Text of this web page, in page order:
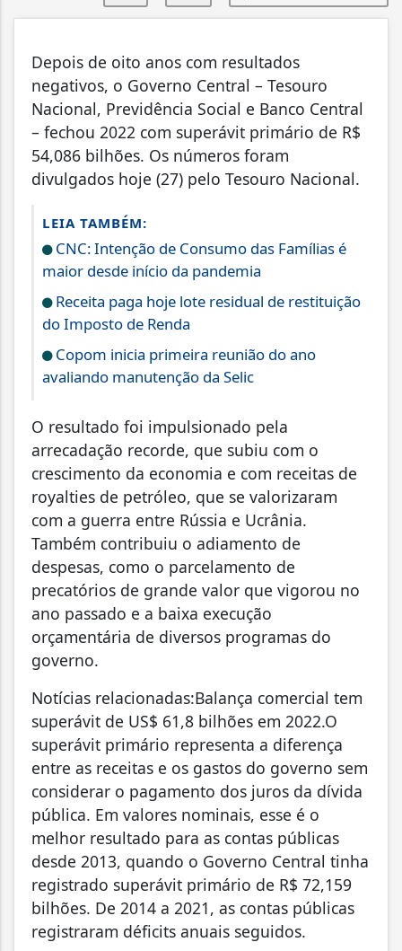
Depois de oito anos com resultados
negativos, o Governo Central – Tesouro
Nacional, Previdência Social e Banco Central
– fechou 2022 com superávit primário de R$
54,086 bilhões. Os números foram
divulgados hoje (27) pelo Tesouro Nacional.
LEIA TAMBÉM:
CNC: Intenção de Consumo das Famílias é
maior desde início da pandemia
Receita paga hoje lote residual de restituição
do Imposto de Renda
Copom inicia primeira reunião do ano
avaliando manutenção da Selic
O resultado foi impulsionado pela
arrecadação recorde, que subiu com o
crescimento da economia e com receitas de
royalties de petróleo, que se valorizaram
com a guerra entre Rússia e Ucrânia.
Também contribuiu o adiamento de
despesas, como o parcelamento de
precatórios de grande valor que vigorou no
ano passado e a baixa execução
orçamentária de diversos programas do
governo.
Notícias relacionadas:Balança comercial tem
superávit de US$ 61,8 bilhões em 2022.O
superávit primário representa a diferença
entre as receitas e os gastos do governo sem
considerar o pagamento dos juros da dívida
pública. Em valores nominais, esse é o
melhor resultado para as contas públicas
desde 2013, quando o Governo Central tinha
registrado superávit primário de R$ 72,159
bilhões. De 2014 a 2021, as contas públicas
registraram déficits anuais seguidos.